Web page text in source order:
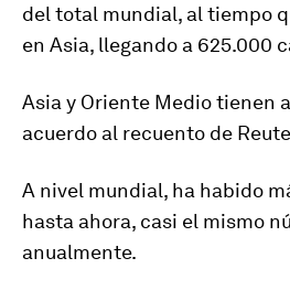
del total mundial, al tiempo
en Asia, llegando a 625.000
Asia y Oriente Medio tienen
acuerdo al recuento de
A nivel mundial, ha habido
hasta ahora, casi el mismo
anualmente.